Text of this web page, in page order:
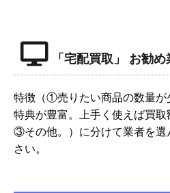
「宅配買取」 お勧
特徴（①売りたい商品の数量
特典が豊富。上手く使えば買取
③その他。）に分けて業者を選
さい。